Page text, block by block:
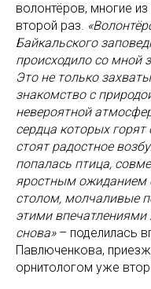
волонтёров, многие
второй раз.
Байкальского
происходило со мной
Это не только
знакомство с
невероятной
сердца которых
стоят радостное
попалась птица,
яростным ожиданием
столом, молчаливые
этими впечатлениями
снова» – поделилась
Павлюченкова,
орнитологом уже